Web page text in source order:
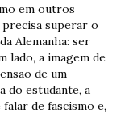
em outros
superar o
Alemanha: ser
lado, a imagem de
de um
do estudante, a
falar de fascismo e,